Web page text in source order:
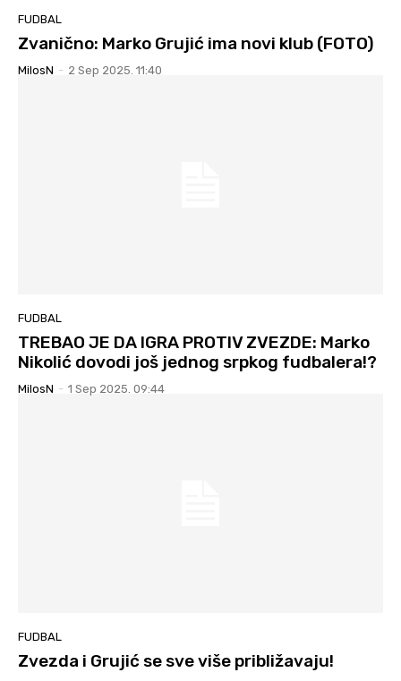
FUDBAL
Zvanično: Marko Grujić ima novi klub (FOTO)
MilosN - 2 Sep 2025. 11:40
FUDBAL
TREBAO JE DA IGRA PROTIV ZVEZDE: Marko
Nikolić dovodi još jednog srpkog fudbalera!?
MilosN - 1 Sep 2025. 09:44
FUDBAL
Zvezda i Grujić se sve više približavaju!